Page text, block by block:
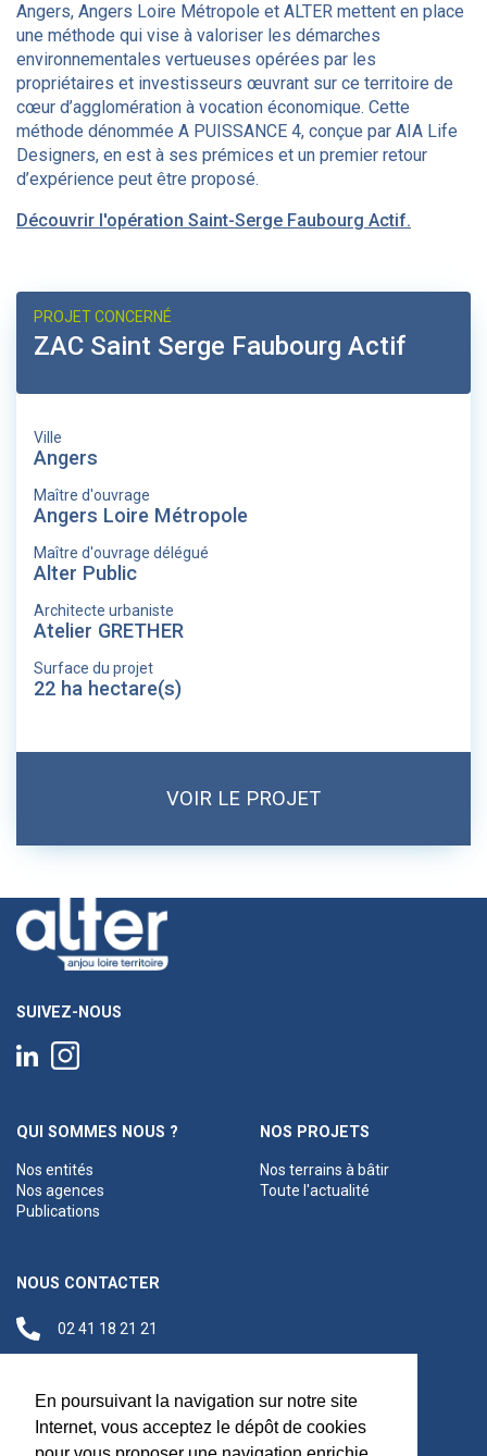
En poursuivant la navigation sur notre site
Internet, vous acceptez le dépôt de cookies
Angers, Angers Loire Métropole et ALTER mettent en place
une méthode qui vise à valoriser les démarches
environnementales vertueuses opérées par les
propriétaires et investisseurs œuvrant sur ce territoire de
cœur d’agglomération à vocation économique. Cette
méthode dénommée A PUISSANCE 4, conçue par AIA Life
Designers, en est à ses prémices et un premier retour
d’expérience peut être proposé.
Découvrir l'opération Saint-Serge Faubourg Actif.
PROJET CONCERNÉ
ZAC Saint Serge Faubourg Actif
Ville
Angers
Maître d'ouvrage
Angers Loire Métropole
Maître d'ouvrage délégué
Alter Public
Architecte urbaniste
Atelier GRETHER
Surface du projet
22 ha hectare(s)
VOIR LE PROJET
SUIVEZ-NOUS
QUI SOMMES NOUS ?
Nos entités
Nos agences
Publications
NOS PROJETS
Nos terrains à bâtir
Toute l'actualité
NOUS CONTACTER
02 41 18 21 21
Siège social
Maréchal Foch,